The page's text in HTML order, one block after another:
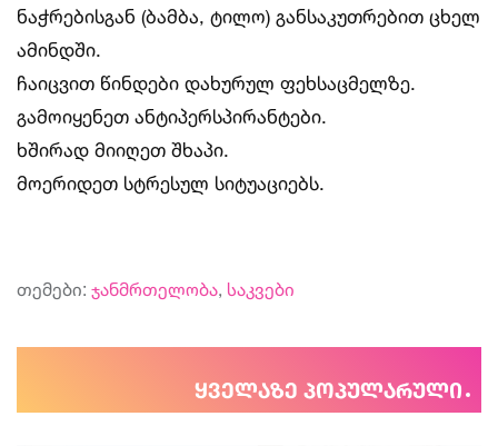
ნაჭრებისგან (ბამბა, ტილო) განსაკუთრებით ცხელ
ამინდში.
ჩაიცვით წინდები დახურულ ფეხსაცმელზე.
გამოიყენეთ ანტიპერსპირანტები.
ხშირად მიიღეთ შხაპი.
მოერიდეთ სტრესულ სიტუაციებს.
თემები: ჯანმრთელობა, საკვები
ყველაზე პოპულარული